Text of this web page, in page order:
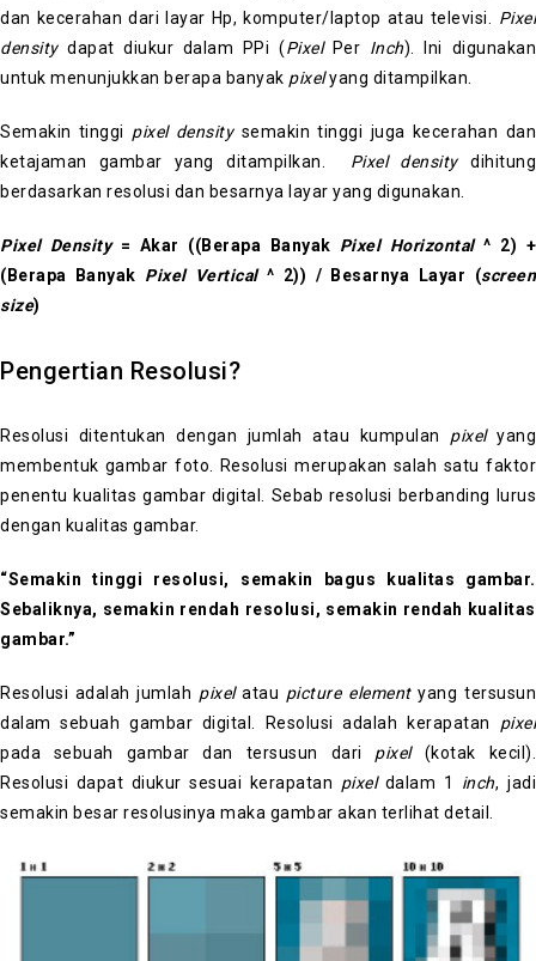
dan kecerahan dari layar Hp, komputer/laptop atau televisi. Pixel
densitydapat diukur dalam PPi (PixelPer Inch).
Ini digunakan
untuk menunjukkan berapa banyak pixelyang ditampilkan.
Semakin tinggi pixel densitysemakin tinggi juga kecerahan dan
ketajaman gambar yang ditampilkan. Pixel densitydihitung
berdasarkan resolusi dan besarnya layar yang digunakan.
Pixel Density= Akar ((Berapa Banyak Pixel Horizontal^ 2) +
(Berapa Banyak Pixel Vertical^ 2)) / Besarnya Layar (screen
size)
Pengertian Resolusi?
Resolusi ditentukan dengan jumlah atau kumpulan pixelyang
membentuk gambar foto. Resolusi merupakan salah satu faktor
penentu kualitas gambar digital. Sebab resolusi berbanding lurus
dengan kualitas gambar.
“Semakin tinggi resolusi, semakin bagus kualitas gambar.
Sebaliknya, semakin rendah resolusi, semakin rendah kualitas
gambar.”
Resolusi adalah jumlah pixelatau picture elementyang tersusun
dalam sebuah gambar digital. Resolusi adalah kerapatan pixel
pada sebuah gambar dan tersusun dari pixel(kotak kecil).
Resolusi dapat diukur sesuai kerapatan pixeldalam 1 inch, jadi
semakin besar resolusinya maka gambar akan terlihat detail.